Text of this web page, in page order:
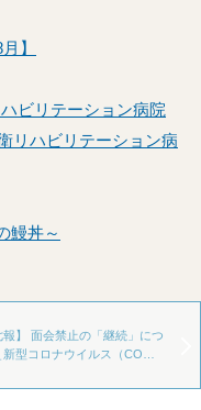
】
ビリテーション病院
リハビリテーション病
鰻丼～
報】 面会禁止の「継続」につ
新型コロナウイルス（CO…